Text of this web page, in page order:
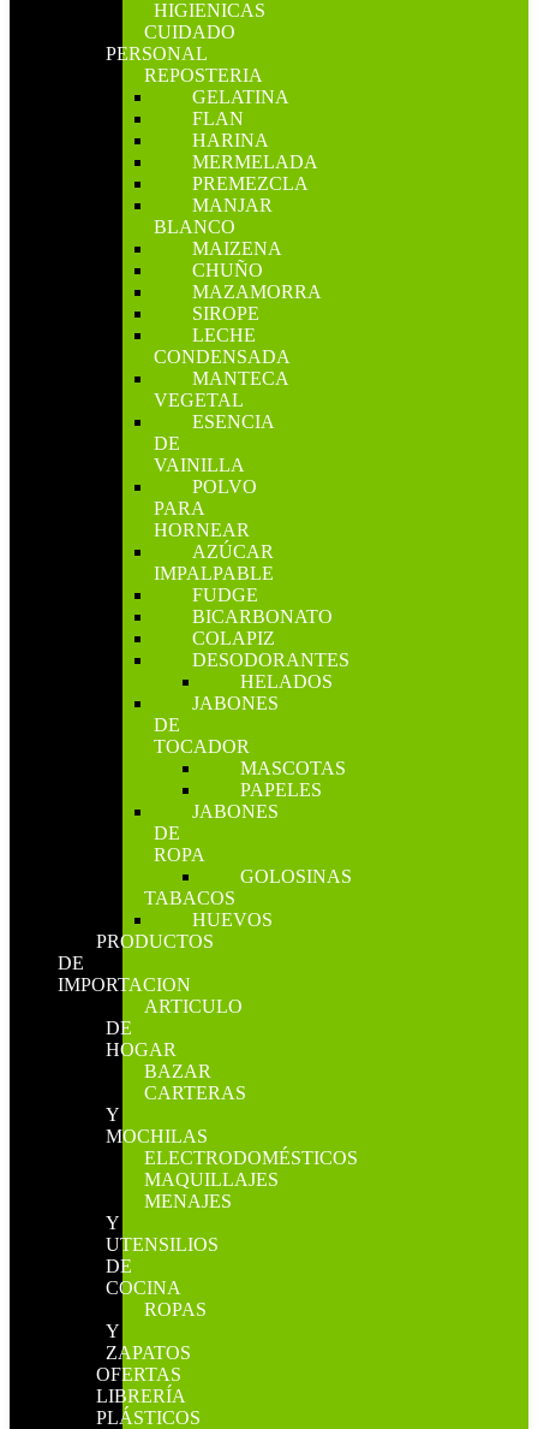
HIGIENICAS
CUIDADO
PERSONAL
REPOSTERIA
GELATINA
FLAN
HARINA
MERMELADA
PREMEZCLA
MANJAR
BLANCO
MAIZENA
CHUÑO
MAZAMORRA
SIROPE
LECHE
CONDENSADA
MANTECA
VEGETAL
ESENCIA
DE
VAINILLA
POLVO
PARA
HORNEAR
AZÚCAR
IMPALPABLE
FUDGE
BICARBONATO
COLAPIZ
DESODORANTES
HELADOS
JABONES
DE
TOCADOR
MASCOTAS
PAPELES
JABONES
DE
ROPA
GOLOSINAS
TABACOS
HUEVOS
PRODUCTOS
DE
IMPORTACION
ARTICULO
DE
HOGAR
BAZAR
CARTERAS
Y
MOCHILAS
ELECTRODOMÉSTICOS
MAQUILLAJES
MENAJES
Y
UTENSILIOS
DE
COCINA
ROPAS
Y
ZAPATOS
OFERTAS
LIBRERÍA
PLÁSTICOS